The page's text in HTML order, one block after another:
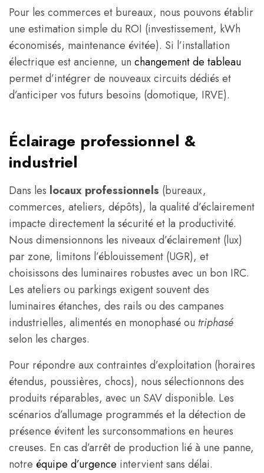
Pour les commerces et bureaux, nous pouvons établir
une estimation simple du ROI (investissement, kWh
économisés, maintenance évitée). Si l’installation
électrique est ancienne, un changement de tableau
permet d’intégrer de nouveaux circuits dédiés et
d’anticiper vos futurs besoins (domotique, IRVE).
Éclairage professionnel &
industriel
Dans les locaux professionnels (bureaux,
commerces, ateliers, dépôts), la qualité d’éclairement
impacte directement la sécurité et la productivité.
Nous dimensionnons les niveaux d’éclairement (lux)
par zone, limitons l’éblouissement (UGR), et
choisissons des luminaires robustes avec un bon IRC.
Les ateliers ou parkings exigent souvent des
luminaires étanches, des rails ou des campanes
industrielles, alimentés en monophasé ou triphasé
selon les charges.
Pour répondre aux contraintes d’exploitation (horaires
étendus, poussières, chocs), nous sélectionnons des
produits réparables, avec un SAV disponible. Les
scénarios d’allumage programmés et la détection de
présence évitent les surconsommations en heures
creuses. En cas d’arrêt de production lié à une panne,
notre équipe d’urgence intervient sans délai.